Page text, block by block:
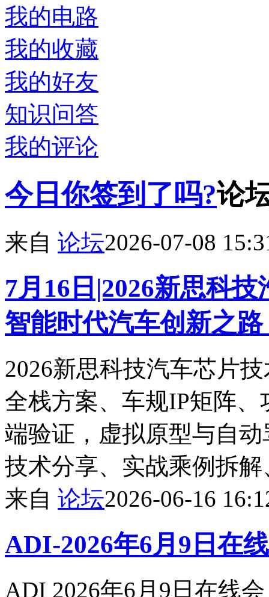
我的电路
我的收藏
我的好友
知识问答
我的评论
今日你签到了吗?论
来自 论坛2026-07-08
7月16日|2026新思科
智能时代汽车创新之
2026新思科技汽车芯片
全栈方案、车规IP矩阵
端验证，虚拟原型与自
技术分享、实战乘例拆
来自 论坛2026-06-16
ADI-2026年6月9日在
ADI 2026年6月9日在线